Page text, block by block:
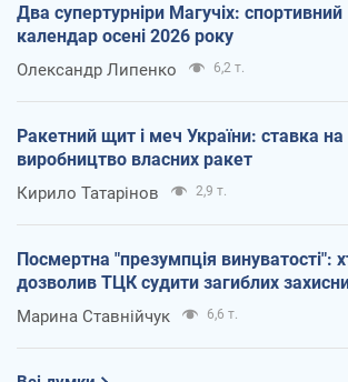
Два супертурніри Магучіх: спортивний
календар осені 2026 року
Олександр Липенко 6,2 т.
Ракетний щит і меч України: ставка на
виробництво власних ракет
Кирило Татарінов 2,9 т.
Посмертна "презумпція винуватості":
дозволив ТЦК судити загиблих
Марина Ставнійчук 6,6 т.